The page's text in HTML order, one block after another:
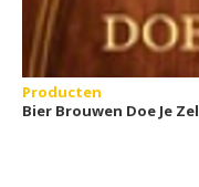
Producten
Bier Brouwen Doe Je